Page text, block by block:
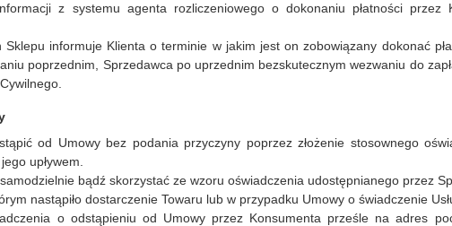
z systemu agenta rozliczeniowego o dokonaniu płatności przez
informuje Klienta o terminie w jakim jest on zobowiązany dokonać
poprzednim, Sprzedawca po uprzednim bezskutecznym wezwaniu do
od Umowy bez podania przyczyny poprzez złożenie stosownego
upływem.
bądź skorzystać ze wzoru oświadczenia udostępnianego przez
nastąpiło dostarczenie Towaru lub w przypadku Umowy o świadczenie
o odstąpieniu od Umowy przez Konsumenta prześle na adres